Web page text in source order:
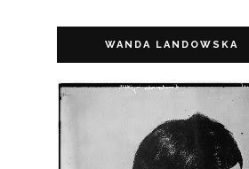
WANDA LANDOWSKA